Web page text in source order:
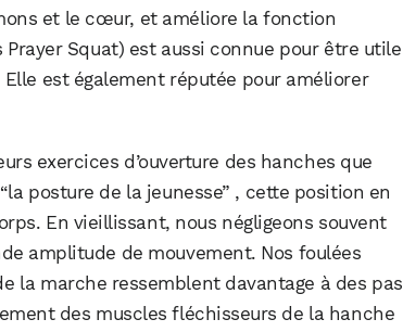
et le cœur, et améliore la fonction
Squat) est aussi connue pour être utile
est également réputée pour améliorer
exercices d’ouverture des hanches que
posture de la jeunesse” , cette position en
En vieillissant, nous négligeons souvent
amplitude de mouvement. Nos foulées
la marche ressemblent davantage à des pas
des muscles fléchisseurs de la hanche